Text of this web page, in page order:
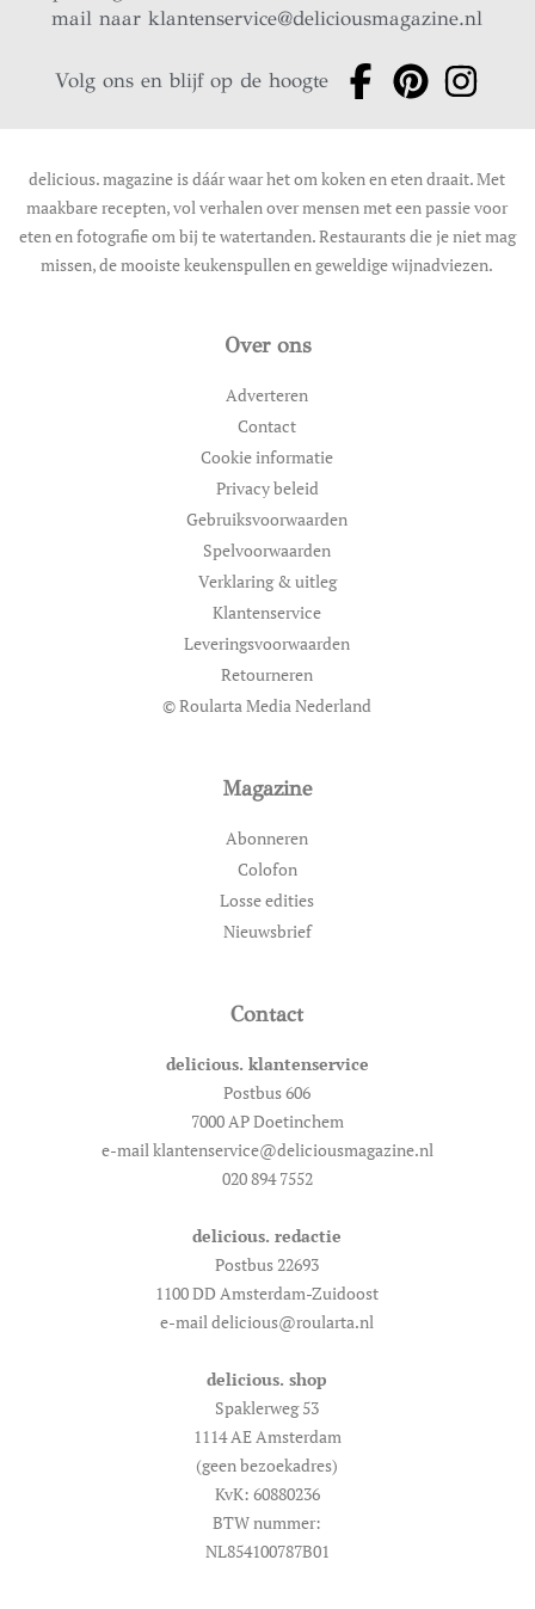
mail naarklantenservice@deliciousmagazine.nl
Volg ons en blijf op de hoogte
delicious. magazine is dáár waar het om koken en eten draait. Met
maakbare recepten, vol verhalen over mensen met een passie voor
eten en fotografie om bij te watertanden. Restaurants die je niet mag
missen, de mooiste keukenspullen en geweldige wijnadviezen.
Over ons
Adverteren
Contact
Cookie informatie
Privacy beleid
Gebruiksvoorwaarden
Spelvoorwaarden
Verklaring & uitleg
Klantenservice
Leveringsvoorwaarden
Retourneren
© Roularta Media Nederland
Magazine
Abonneren
Colofon
Losse edities
Nieuwsbrief
Contact
delicious. klantenservice
Postbus 606
7000 AP Doetinchem
e-mail klantenservice@deliciousmagazine.nl
020 894 7552
delicious. redactie
Postbus 22693
1100 DD Amsterdam-Zuidoost
e-mail delicious@roularta.nl
delicious. shop
Spaklerweg 53
1114 AE Amsterdam
(geen bezoekadres)
KvK: 60880236
BTW nummer:
NL854100787B01